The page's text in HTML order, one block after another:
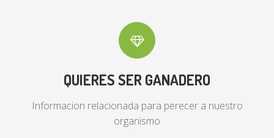
QUIERES SER GANADERO
Informacion relacionada para perecer a nuestro
organismo